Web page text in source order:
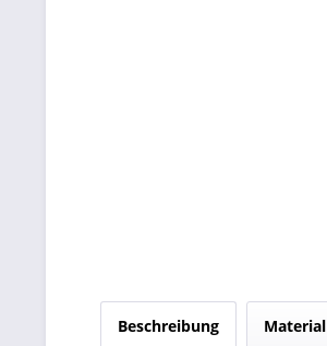
Beschreibung Material